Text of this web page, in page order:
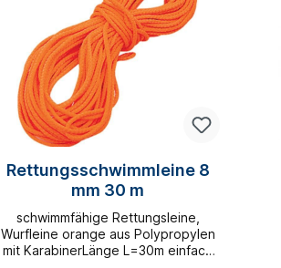
Rettungsschwimmleine 8
mm 30 m
schwimmfähige Rettungsleine,
Wurfleine orange aus Polypropylen
mit KarabinerLänge L=30m einfach